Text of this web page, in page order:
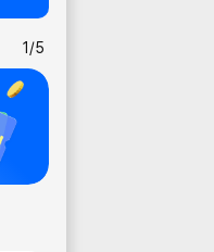
1/5